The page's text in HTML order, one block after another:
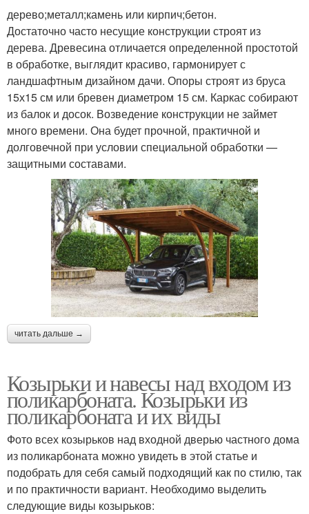
дерево;металл;камень или кирпич;бетон.
Достаточно часто несущие конструкции строят из
дерева. Древесина отличается определенной простотой
в обработке, выглядит красиво, гармонирует с
ландшафтным дизайном дачи. Опоры строят из бруса
15х15 см или бревен диаметром 15 см. Каркас собирают
из балок и досок. Возведение конструкции не займет
много времени. Она будет прочной, практичной и
долговечной при условии специальной обработки —
защитными составами.
читать дальше →
Козырьки и навесы над входом из
поликарбоната. Козырьки из
поликарбоната и их виды
Фото всех козырьков над входной дверью частного дома
из поликарбоната можно увидеть в этой статье и
подобрать для себя самый подходящий как по стилю, так
и по практичности вариант. Необходимо выделить
следующие виды козырьков: